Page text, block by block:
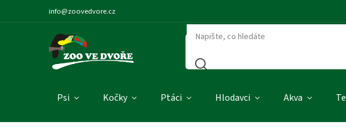
info@zoovedvore.cz
Psi Kočky Ptáci Hlodavci Akva